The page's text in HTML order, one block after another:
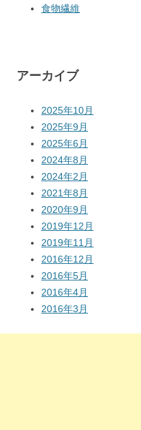
食物繊維
アーカイブ
2025年10月
2025年9月
2025年6月
2024年8月
2024年2月
2021年8月
2020年9月
2019年12月
2019年11月
2016年12月
2016年5月
2016年4月
2016年3月